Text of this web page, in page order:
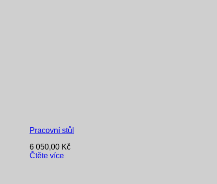
Pracovní stůl
6 050,00 Kč
Čtěte více